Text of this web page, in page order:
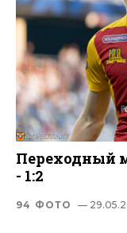
Переходный
- 1:2
94 ФОТО —